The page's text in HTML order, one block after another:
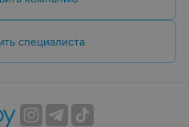
специалиста